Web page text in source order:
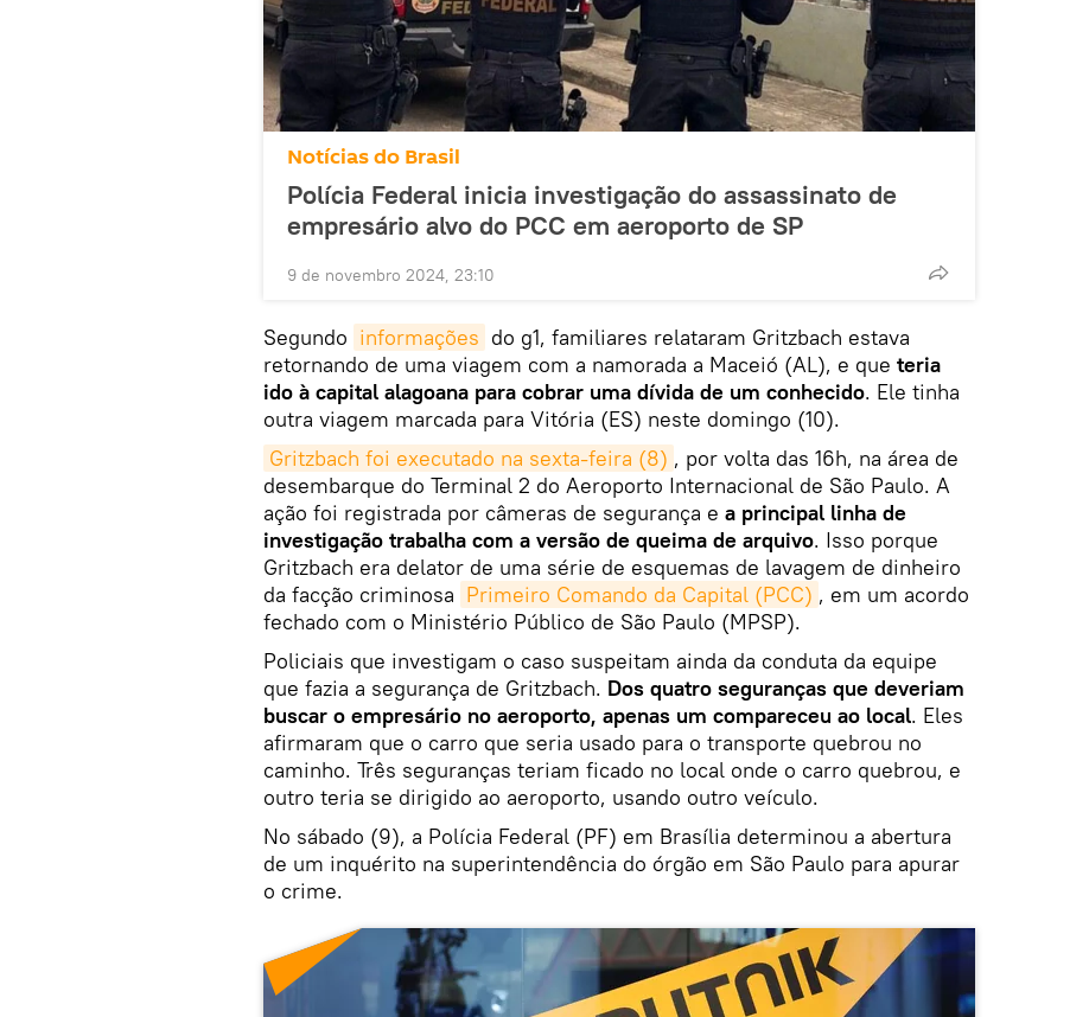
Notícias do Brasil
Polícia Federal inicia investigação do assassinato de
empresário alvo do PCC em aeroporto de SP
9 de novembro 2024, 23:10
Segundo informações do g1, familiares relataram Gritzbach estava
retornando de uma viagem com a namorada a Maceió (AL), e que teria
ido à capital alagoana para cobrar uma dívida de um conhecido. Ele tinha
outra viagem marcada para Vitória (ES) neste domingo (10).
Gritzbach foi executado na sexta-feira (8) , por volta das 16h, na área de
desembarque do Terminal 2 do Aeroporto Internacional de São Paulo. A
ação foi registrada por câmeras de segurança e a principal linha de
investigação trabalha com a versão de queima de arquivo. Isso porque
Gritzbach era delator de uma série de esquemas de lavagem de dinheiro
da facção criminosa Primeiro Comando da Capital (PCC) , em um acordo
fechado com o Ministério Público de São Paulo (MPSP).
Policiais que investigam o caso suspeitam ainda da conduta da equipe
que fazia a segurança de Gritzbach. Dos quatro seguranças que deveriam
buscar o empresário no aeroporto, apenas um compareceu ao local. Eles
afirmaram que o carro que seria usado para o transporte quebrou no
caminho. Três seguranças teriam ficado no local onde o carro quebrou, e
outro teria se dirigido ao aeroporto, usando outro veículo.
No sábado (9), a Polícia Federal (PF) em Brasília determinou a abertura
de um inquérito na superintendência do órgão em São Paulo para apurar
o crime.